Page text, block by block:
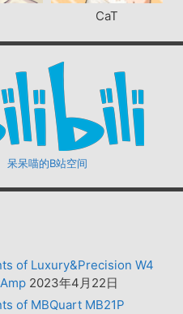
CaT
呆呆喵的B站空间
of Luxury&Precision W4
2023年4月22日
of MBQuart MB21P